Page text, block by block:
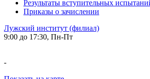
Результаты вступительных
Приказы о зачислении
Лужский институт (филиал)
9:00 до 17:30, Пн-Пт
-